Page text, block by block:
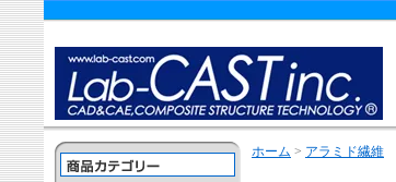
ホーム > アラミド繊維